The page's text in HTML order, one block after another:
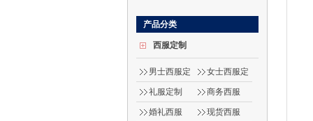
产品分类
西服定制
男士西服定
制
女士西服定
制
礼服定制 商务西服
婚礼西服 现货西服